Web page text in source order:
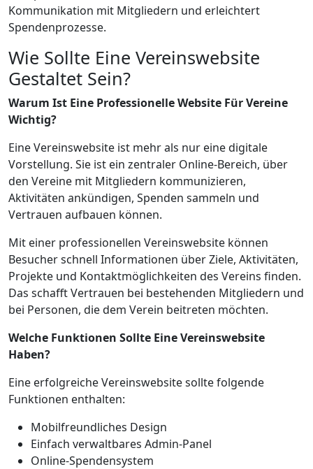
Kommunikation mit Mitgliedern und erleichtert
Spendenprozesse.
Wie Sollte Eine Vereinswebsite
Gestaltet Sein?
Warum Ist Eine Professionelle Website Für Vereine
Wichtig?
Eine Vereinswebsite ist mehr als nur eine digitale
Vorstellung. Sie ist ein zentraler Online-Bereich, über
den Vereine mit Mitgliedern kommunizieren,
Aktivitäten ankündigen, Spenden sammeln und
Vertrauen aufbauen können.
Mit einer professionellen Vereinswebsite können
Besucher schnell Informationen über Ziele, Aktivitäten,
Projekte und Kontaktmöglichkeiten des Vereins finden.
Das schafft Vertrauen bei bestehenden Mitgliedern und
bei Personen, die dem Verein beitreten möchten.
Welche Funktionen Sollte Eine Vereinswebsite
Haben?
Eine erfolgreiche Vereinswebsite sollte folgende
Funktionen enthalten:
Mobilfreundliches Design
Einfach verwaltbares Admin-Panel
Online-Spendensystem